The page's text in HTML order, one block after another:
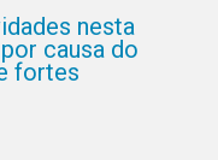
nesta
causa do
fortes